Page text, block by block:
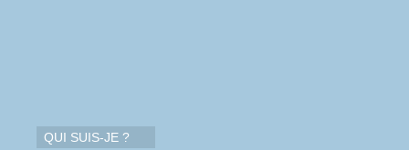
QUI SUIS-JE ?